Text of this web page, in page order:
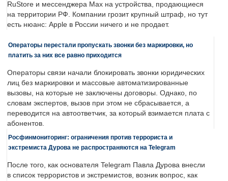
RuStore и мессенджера Max на устройства, продающиеся
на территории РФ. Компании грозит крупный штраф, но тут
есть нюанс: Apple в России ничего и не продает.
Операторы перестали пропускать звонки без маркировки, но
платить за них все равно приходится
Операторы связи начали блокировать звонки юридических
лиц без маркировки и массовые автоматизированные
вызовы, на которые не заключены договоры. Однако, по
словам экспертов, вызов при этом не сбрасывается, а
переводится на автоответчик, за который взимается плата с
абонентов.
Росфинмониторинг: ограничения против террориста и
экстремиста Дурова не распространяются на Telegram
После того, как основателя Telegram Павла Дурова внесли
в список террористов и экстремистов, возник вопрос, как